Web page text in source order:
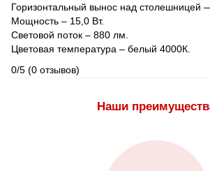
Горизонтальный вынос над столешницей
Мощность – 15,0 Вт.
Световой поток – 880 лм.
Цветовая температура – белый 4000К.
0/5 (0 отзывов)
Наши